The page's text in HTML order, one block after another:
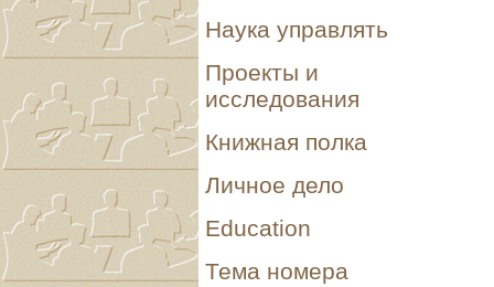
Наука управлять
Проекты и
исследования
Книжная полка
Личное дело
Education
Тема номера